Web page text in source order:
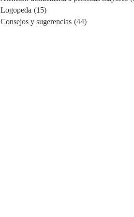
Logopeda (15)
Consejos y sugerencias (44)